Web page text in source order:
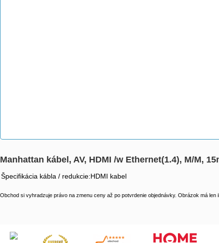
Manhattan kábel, AV, HDMI /w Ethernet(1.4), M/M,
Špecifikácia kábla / redukcie:HDMI kabel
Obchod si vyhradzuje právo na zmenu ceny až po potvrdenie objednávky. Obrázok má len